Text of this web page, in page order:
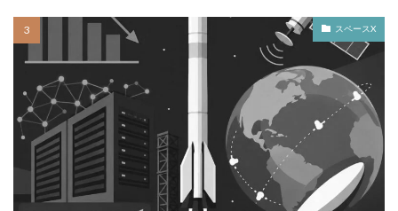
スペースX